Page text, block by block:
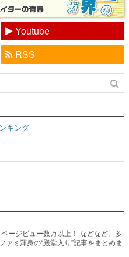
Youtube
RSS
キング
ージビュー数万以上！ などなど。多
ァミ渾身の“殿堂入り”記事をまとめま